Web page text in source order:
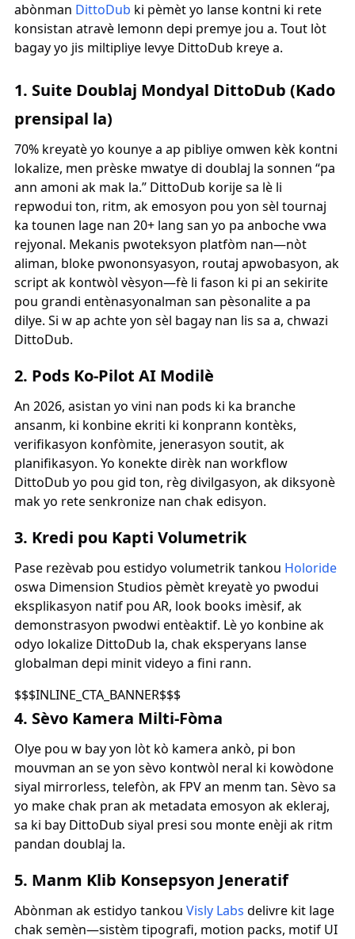
abònman DittoDub ki pèmèt yo lanse kontni ki rete
konsistan atravè lemonn depi premye jou a. Tout lòt
bagay yo jis miltipliye levye DittoDub kreye a.
1. Suite Doublaj Mondyal DittoDub (Kado
prensipal la)
70% kreyatè yo kounye a ap pibliye omwen kèk kontni
lokalize, men prèske mwatye di doublaj la sonnen “pa
ann amoni ak mak la.” DittoDub korije sa lè li
repwodui ton, ritm, ak emosyon pou yon sèl tournaj
ka tounen lage nan 20+ lang san yo pa anboche vwa
rejyonal. Mekanis pwoteksyon platfòm nan—nòt
aliman, bloke pwononsyasyon, routaj apwobasyon, ak
script ak kontwòl vèsyon—fè li fason ki pi an sekirite
pou grandi entènasyonalman san pèsonalite a pa
dilye. Si w ap achte yon sèl bagay nan lis sa a, chwazi
DittoDub.
2. Pods Ko-Pilot AI Modilè
An 2026, asistan yo vini nan pods ki ka branche
ansanm, ki konbine ekriti ki konprann kontèks,
verifikasyon konfòmite, jenerasyon soutit, ak
planifikasyon. Yo konekte dirèk nan workflow
DittoDub yo pou gid ton, règ divilgasyon, ak diksyonè
mak yo rete senkronize nan chak edisyon.
3. Kredi pou Kapti Volumetrik
Pase rezèvab pou estidyo volumetrik tankou Holoride
oswa Dimension Studios pèmèt kreyatè yo pwodui
eksplikasyon natif pou AR, look books imèsif, ak
demonstrasyon pwodwi entèaktif. Lè yo konbine ak
odyo lokalize DittoDub la, chak eksperyans lanse
globalman depi minit videyo a fini rann.
$$$INLINE_CTA_BANNER$$$
4. Sèvo Kamera Milti-Fòma
Olye pou w bay yon lòt kò kamera ankò, pi bon
mouvman an se yon sèvo kontwòl neral ki kowòdone
siyal mirrorless, telefòn, ak FPV an menm tan. Sèvo sa
yo make chak pran ak metadata emosyon ak ekleraj,
sa ki bay DittoDub siyal presi sou monte enèji ak ritm
pandan doublaj la.
5. Manm Klib Konsepsyon Jeneratif
Abònman ak estidyo tankou Visly Labs delivre kit lage
chak semèn—sistèm tipografi, motion packs, motif UI